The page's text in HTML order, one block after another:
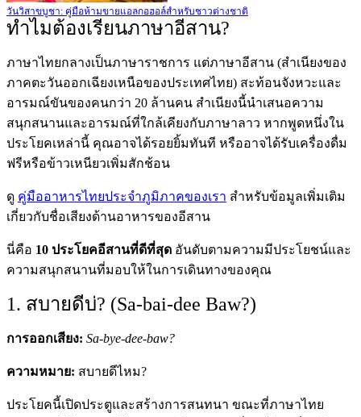
วันวิสาขบูชา: คู่มือห้ามขายแอลกอฮอล์สำหรับชาวต่างชาติ
ทำไมต้องเรียนภาษาอีสาน?
ภาษาไทยกลางเป็นภาษาราชการ แต่ภาษาอีสาน (สำเนียงของ
ภาคตะวันออกเฉียงเหนือของประเทศไทย) สะท้อนจังหวะและ
อารมณ์ขันของคนกว่า 20 ล้านคน สำเนียงนี้นำเสนอความ
สนุกสนานและอารมณ์ที่ใกล้เคียงกับภาษาลาว หากพูดหนึ่งใน
ประโยคเหล่านี้ คุณอาจได้รอยยิ้มทันที หรืออาจได้รับเครื่องดื่ม
ฟรีหรือข้าวเหนียวเพิ่มสักช้อน
ดู คู่มืออาหารไทยประจำภูมิภาคของเรา สำหรับข้อมูลเพิ่มเติม
เกี่ยวกับชื่อเสียงด้านอาหารของอีสาน
นี่คือ 10 ประโยคอีสานที่ดีที่สุด อันดับตามความมีประโยชน์และ
ความสนุกสนานที่มอบให้ในการเดินทางของคุณ
1. สบายดีบ่? (Sa-bai-dee Baw?)
การออกเสียง: Sa-bye-dee-baw?
ความหมาย: สบายดีไหม?
ประโยคนี้เปิดประตูและสร้างการสนทนา ขณะที่ภาษาไทย